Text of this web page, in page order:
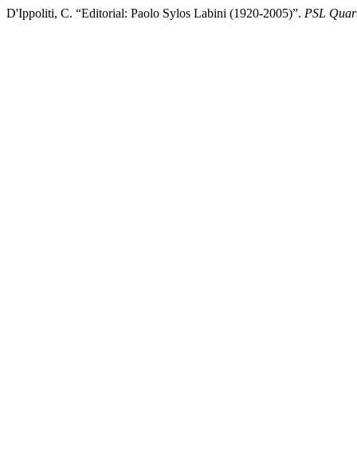
D'Ippoliti, C. “Editorial: Paolo Sylos Labini (1920-2005)”. PSL